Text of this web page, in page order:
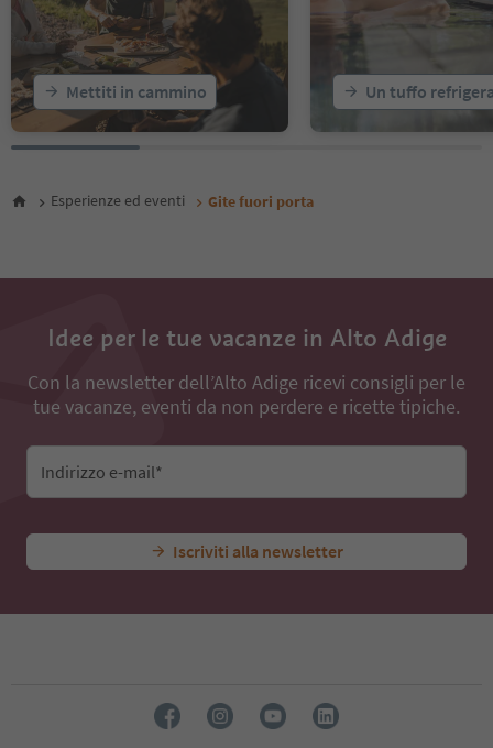
21
22
23
24
25
26
29
Mettiti in cammino Un tuffo
Esperienze ed eventi Gite fuori porta
Idee per le tue vacanze in Alto Adige
Con la newsletter dell’Alto Adige ricevi consigli per le
tue vacanze, eventi da non perdere e ricette tipiche.
Indirizzo e-mail*
Iscriviti alla newsletter